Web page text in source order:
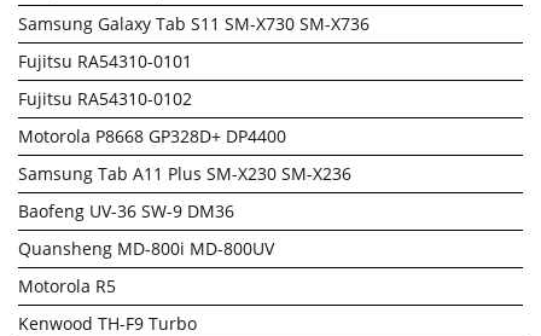
Samsung Galaxy Tab S11 SM-X730 SM-X736
Fujitsu RA54310-0101
Fujitsu RA54310-0102
Motorola P8668 GP328D+ DP4400
Samsung Tab A11 Plus SM-X230 SM-X236
Baofeng UV-36 SW-9 DM36
Quansheng MD-800i MD-800UV
Motorola R5
Kenwood TH-F9 Turbo